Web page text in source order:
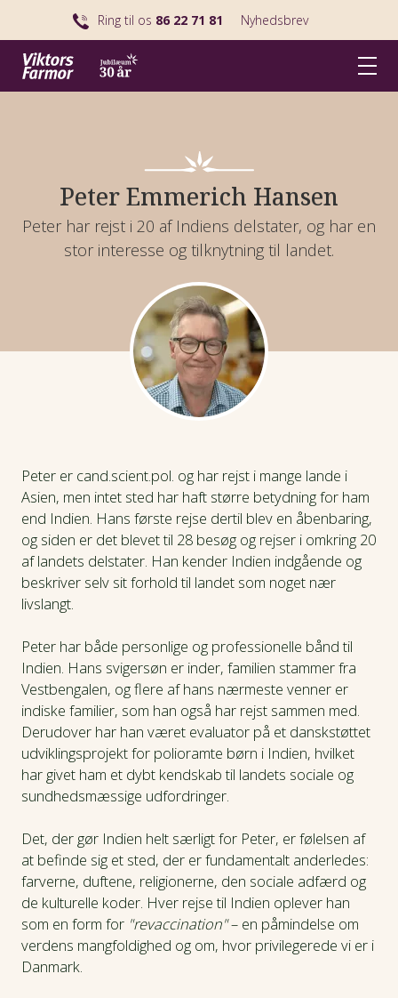
Ring til os 86 22 71 81 Nyhedsbrev
Peter Emmerich Hansen
Peter har rejst i 20 af Indiens delstater, og har en
stor interesse og tilknytning til landet.
Peter er cand.scient.pol. og har rejst i mange lande i
Asien, men intet sted har haft større betydning for ham
end Indien. Hans første rejse dertil blev en åbenbaring,
og siden er det blevet til 28 besøg og rejser i omkring 20
af landets delstater. Han kender Indien indgående og
beskriver selv sit forhold til landet som noget nær
livslangt.
Peter har både personlige og professionelle bånd til
Indien. Hans svigersøn er inder, familien stammer fra
Vestbengalen, og flere af hans nærmeste venner er
indiske familier, som han også har rejst sammen med.
Derudover har han været evaluator på et danskstøttet
udviklingsprojekt for polioramte børn i Indien, hvilket
har givet ham et dybt kendskab til landets sociale og
sundhedsmæssige udfordringer.
Det, der gør Indien helt særligt for Peter, er følelsen af
at befinde sig et sted, der er fundamentalt anderledes:
farverne, duftene, religionerne, den sociale adfærd og
de kulturelle koder. Hver rejse til Indien oplever han
som en form for "revaccination"– en påmindelse om
verdens mangfoldighed og om, hvor privilegerede vi er i
Danmark.